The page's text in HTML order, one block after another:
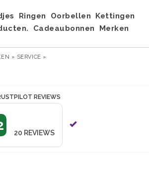
Ringen Oorbellen
Kettingen
Cadeaubonnen
Merken
» SERVICE »
REVIEWS
20 REVIEWS